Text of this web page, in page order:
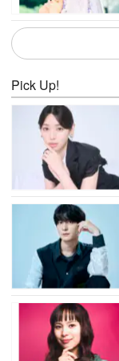
Pick Up!